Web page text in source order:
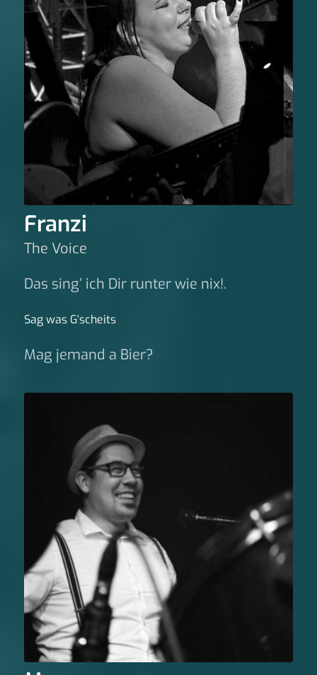
Franzi
The Voice
Das sing’ ich Dir runter wie nix!.
Sag was G‘scheits
Mag jemand a Bier?